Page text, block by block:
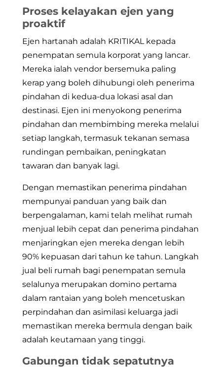
Proses kelayakan ejen yang
proaktif
Ejen hartanah adalah KRITIKAL kepada
penempatan semula korporat yang lancar.
Mereka ialah vendor bersemuka paling
kerap yang boleh dihubungi oleh penerima
pindahan di kedua-dua lokasi asal dan
destinasi. Ejen ini menyokong penerima
pindahan dan membimbing mereka melalui
setiap langkah, termasuk tekanan semasa
rundingan pembaikan, peningkatan
tawaran dan banyak lagi.
Dengan memastikan penerima pindahan
mempunyai panduan yang baik dan
berpengalaman, kami telah melihat rumah
menjual lebih cepat dan penerima pindahan
menjaringkan ejen mereka dengan lebih
90% kepuasan dari tahun ke tahun. Langkah
jual beli rumah bagi penempatan semula
selalunya merupakan domino pertama
dalam rantaian yang boleh mencetuskan
perpindahan dan asimilasi keluarga jadi
memastikan mereka bermula dengan baik
adalah keutamaan yang tinggi.
Gabungan tidak sepatutnya